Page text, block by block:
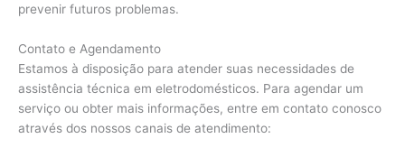
prevenir futuros problemas.
Contato e Agendamento
Estamos à disposição para atender suas necessidades de
assistência técnica em eletrodomésticos. Para agendar um
serviço ou obter mais informações, entre em contato conosco
através dos nossos canais de atendimento: